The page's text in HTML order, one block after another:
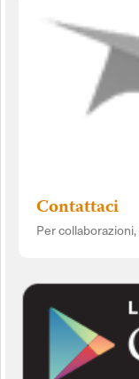
Contattaci
Per